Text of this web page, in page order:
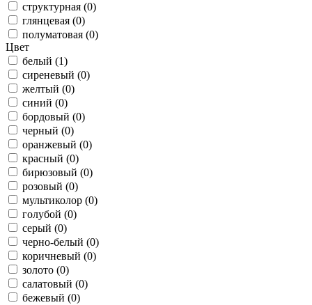
структурная (0)
глянцевая (0)
полуматовая (0)
Цвет
белый (1)
сиреневый (0)
желтый (0)
синий (0)
бордовый (0)
черный (0)
оранжевый (0)
красный (0)
бирюзовый (0)
розовый (0)
мультиколор (0)
голубой (0)
серый (0)
черно-белый (0)
коричневый (0)
золото (0)
салатовый (0)
бежевый (0)